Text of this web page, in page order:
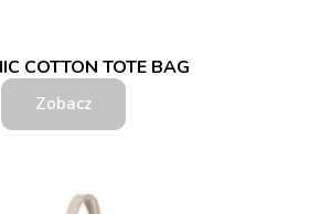
COTTON TOTE BAG
Zobacz